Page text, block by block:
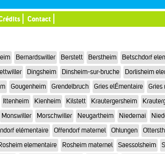
Contact
Bernardswiller Berstett Berstheim Betschdorf
Dingsheim Dinsheim-sur-bruche Dorlisheim
Gougenheim Grendelbruch Gries elÉmentaire Gries
Ittenheim Kienheim Kilstett Krautergersheim
Monswiller Morschwiller Neugartheim Niedernai
elémentaire Offendorf maternel Ohlungen
elementaire Rosheim maternel Saessolsheim